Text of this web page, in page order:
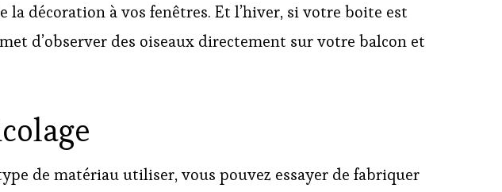
décoration à vos fenêtres. Et l’hiver, si votre boite est
d’observer des oiseaux directement sur votre balcon et
de matériau utiliser, vous pouvez essayer de fabriquer